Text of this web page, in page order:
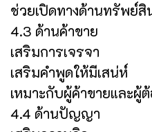
ช่วยเปิดทางด้านทรัพย์สิ
4.3 ด้านค้าขาย
เสริมการเจรจา
เสริมคำพูดให้มีเสน่ห์
เหมาะกับผู้ค้าขายและผู้
4.4 ด้านปัญญา